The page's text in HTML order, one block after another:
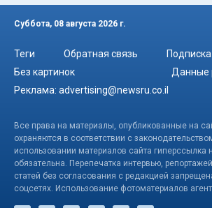
Суббота, 08 августа 2026 г.
Теги Обратная связь
Подписка
Без картинок
Данные
Реклама: advertising@newsru.co.il
Все права на материалы, опубликованные на
охраняются в соответствии с
использовании материалов сайта гиперссылка
обязательна. Перепечатка интервью,
статей без согласования с редакцией
соцсетях. Использование фотоматериалов